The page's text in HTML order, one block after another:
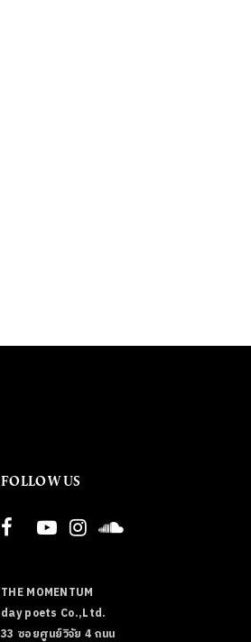
FOLLOW US
THE MOMENTUM
day poets Co.,Ltd.
33 ซอยศูนย์วิจัย 4 ถนน